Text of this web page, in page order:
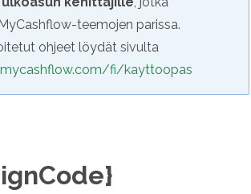
teemojen parissa.
ohjeet löydät sivulta
fi/kayttoopas